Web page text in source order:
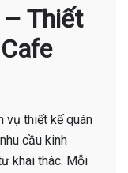
– Thiết
vụ thiết kế quán
cầu kinh
khai thác. Mỗi